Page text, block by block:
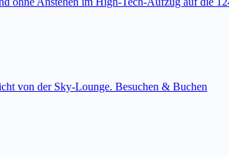
von der Sky-Lounge. Besuchen & Buchen